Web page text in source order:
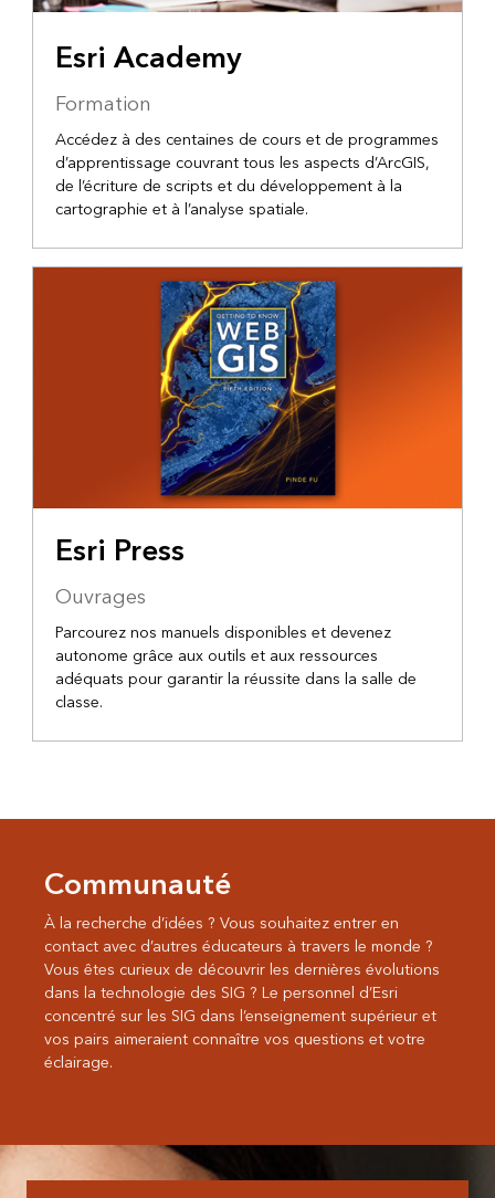
Esri Academy
Formation
Accédez à des centaines de cours et de programmes
d’apprentissage couvrant tous les aspects d’ArcGIS,
de l’écriture de scripts et du développement à la
cartographie et à l’analyse spatiale.
Esri Press
Ouvrages
Parcourez nos manuels disponibles et devenez
autonome grâce aux outils et aux ressources
adéquats pour garantir la réussite dans la salle de
classe.
Communauté
À la recherche d’idées ? Vous souhaitez entrer en
contact avec d’autres éducateurs à travers le monde ?
Vous êtes curieux de découvrir les dernières évolutions
dans la technologie des SIG ? Le personnel d’Esri
concentré sur les SIG dans l’enseignement supérieur et
vos pairs aimeraient connaître vos questions et votre
éclairage.